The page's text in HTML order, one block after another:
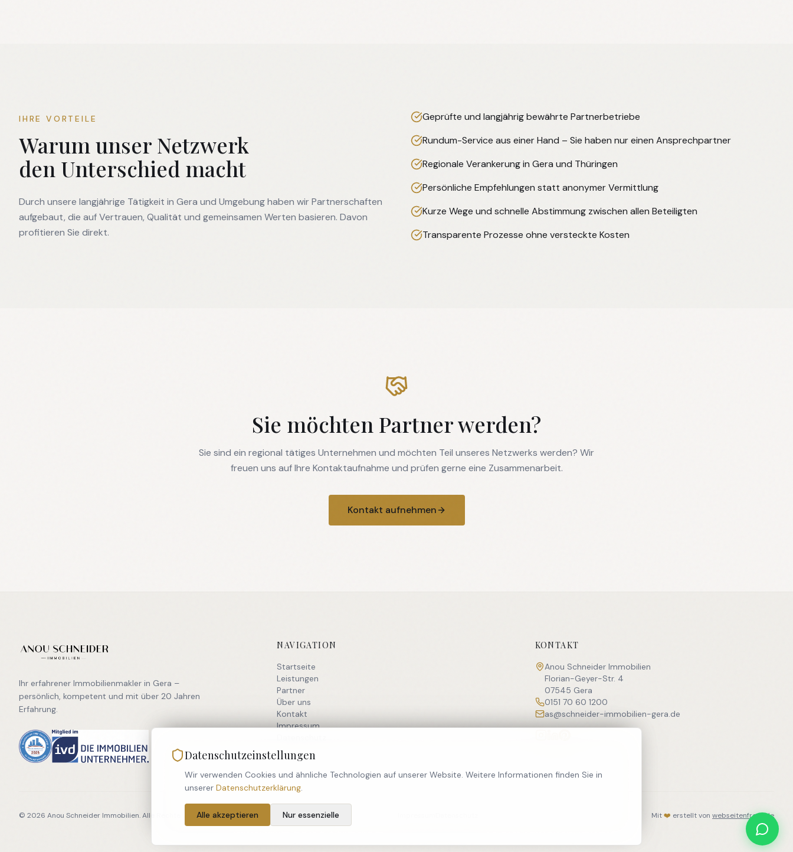
IHRE VORTEILE
Warum unser Netzwerk
den Unterschied macht
Durch unsere langjährige Tätigkeit in Gera und Umgebung haben wir Partnerschaften
aufgebaut, die auf Vertrauen, Qualität und gemeinsamen Werten basieren. Davon
profitieren Sie direkt.
Geprüfte und langjährig bewährte Partnerbetriebe
Rundum-Service aus einer Hand – Sie haben nur einen Ansprechpartner
Regionale Verankerung in Gera und Thüringen
Persönliche Empfehlungen statt anonymer Vermittlung
Kurze Wege und schnelle Abstimmung zwischen allen Beteiligten
Transparente Prozesse ohne versteckte Kosten
Sie möchten Partner werden?
Sie sind ein regional tätiges Unternehmen und möchten Teil unseres Netzwerks werden? Wir
freuen uns auf Ihre Kontaktaufnahme und prüfen gerne eine Zusammenarbeit.
Kontakt aufnehmen
Ihr erfahrener Immobilienmakler in Gera –
persönlich, kompetent und mit über 20 Jahren
Erfahrung.
NAVIGATION
Startseite
Leistungen
Partner
Über uns
Kontakt
Impressum
KONTAKT
Anou Schneider Immobilien
Florian-Geyer-Str. 4
07545 Gera
0151 70 60 1200
as@schneider-immobilien-gera.de
© 2026 Anou Schneider Immobilien. Alle Rechte vorbehalten. Mit❤️ erstellt von webseitenfreak.de
Datenschutzeinstellungen
Wir verwenden Cookies und ähnliche Technologien auf unserer Website. Weitere Informationen finden Sie in
unserer Datenschutzerklärung.
Alle akzeptieren Nur essenzielle